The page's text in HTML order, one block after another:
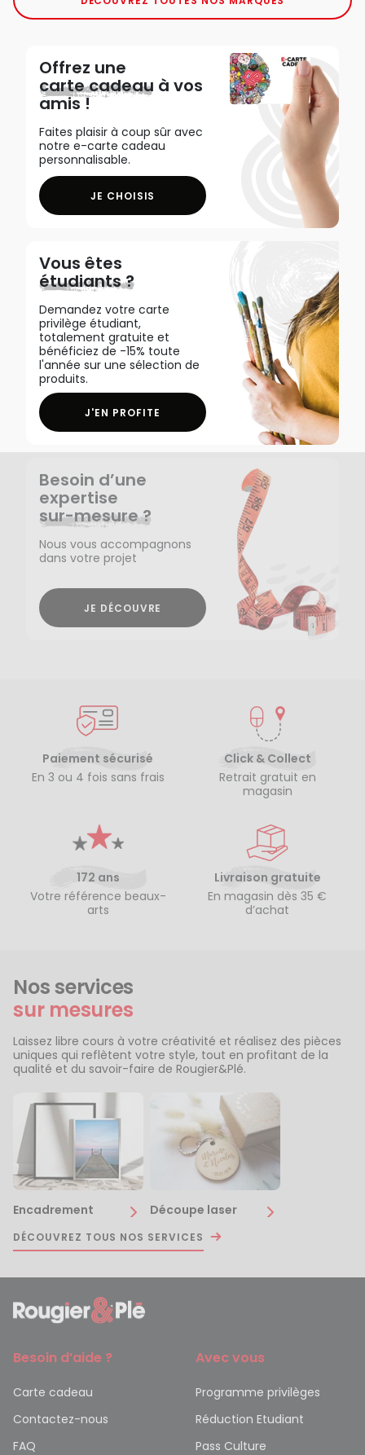
Offrez une
carte cadeau à vos
amis !
Faites plaisir à coup sûr avec
notre e-carte cadeau
personnalisable.
JE CHOISIS
Vous êtes
étudiants ?
Demandez votre carte
privilège étudiant,
totalement gratuite et
bénéficiez de -15% toute
l'année sur une sélection de
produits.
J'EN PROFITE
Besoin d’une
expertise
sur-mesure ?
Nous vous accompagnons
dans votre projet
JE DÉCOUVRE
Paiement sécurisé
En 3 ou 4 fois sans frais
Click & Collect
Retrait gratuit en
magasin
172 ans
Votre référence beaux-
arts
Livraison gratuite
En magasin dès 35 €
d’achat
Nos services
sur mesures
Laissez libre cours à votre créativité et réalisez des pièces
uniques qui reflètent votre style, tout en profitant de la
qualité et du savoir-faire de Rougier&Plé.
Encadrement Découpe laser
DÉCOUVREZ TOUS NOS SERVICES
Besoin d’aide ?
Carte cadeau
Contactez-nous
FAQ
Avec vous
Programme privilèges
Réduction Etudiant
Pass Culture